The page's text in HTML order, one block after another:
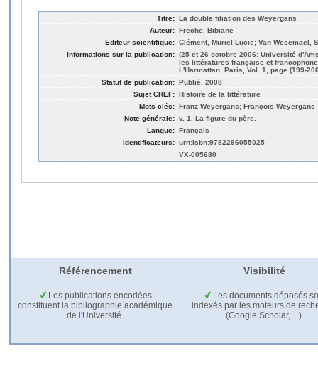
Titre: La double filiation des Weyergans
Auteur: Freche, Bibiane
Editeur scientifique: Clément, Muriel Lucie; Van Wesemael,
Informations sur la publication: (25 et 26 octobre 2006: Université
les littératures française et
L'Harmattan, Paris, Vol. 1, page (199-
Statut de publication: Publié, 2008
Sujet CREF: Histoire de la littérature
Mots-clés: Franz Weyergans; François Weyergans
Note générale: v. 1. La figure du père.
Langue: Français
Identificateurs: urn:isbn:9782296055025
VX-005680
Référencement Visibilité
Les publications encodées
constituent la bibliographie académique
de l'Université.
Les documents déposés
indexés par les moteurs de
(Google Scholar,…).